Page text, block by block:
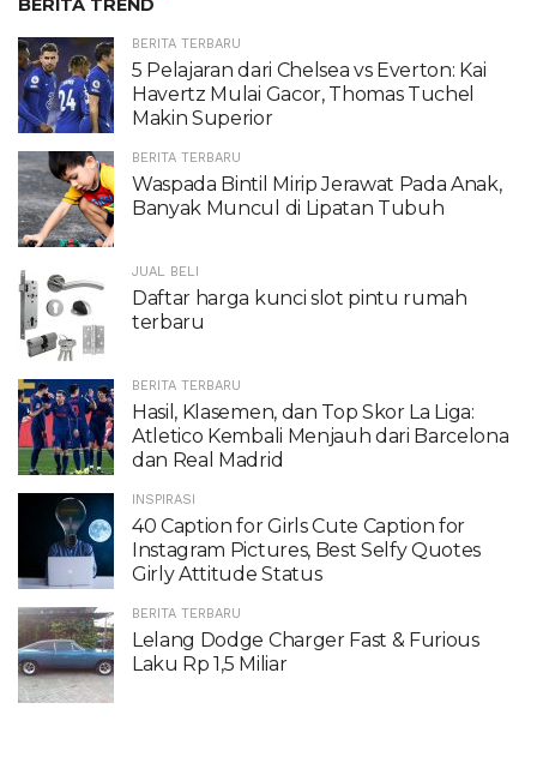
BERITA TREND
BERITA TERBARU
5 Pelajaran dari Chelsea vs Everton: Kai
Havertz Mulai Gacor, Thomas Tuchel
Makin Superior
BERITA TERBARU
Waspada Bintil Mirip Jerawat Pada Anak,
Banyak Muncul di Lipatan Tubuh
JUAL BELI
Daftar harga kunci slot pintu rumah
terbaru
BERITA TERBARU
Hasil, Klasemen, dan Top Skor La Liga:
Atletico Kembali Menjauh dari Barcelona
dan Real Madrid
INSPIRASI
40 Caption for Girls Cute Caption for
Instagram Pictures, Best Selfy Quotes
Girly Attitude Status
BERITA TERBARU
Lelang Dodge Charger Fast & Furious
Laku Rp 1,5 Miliar